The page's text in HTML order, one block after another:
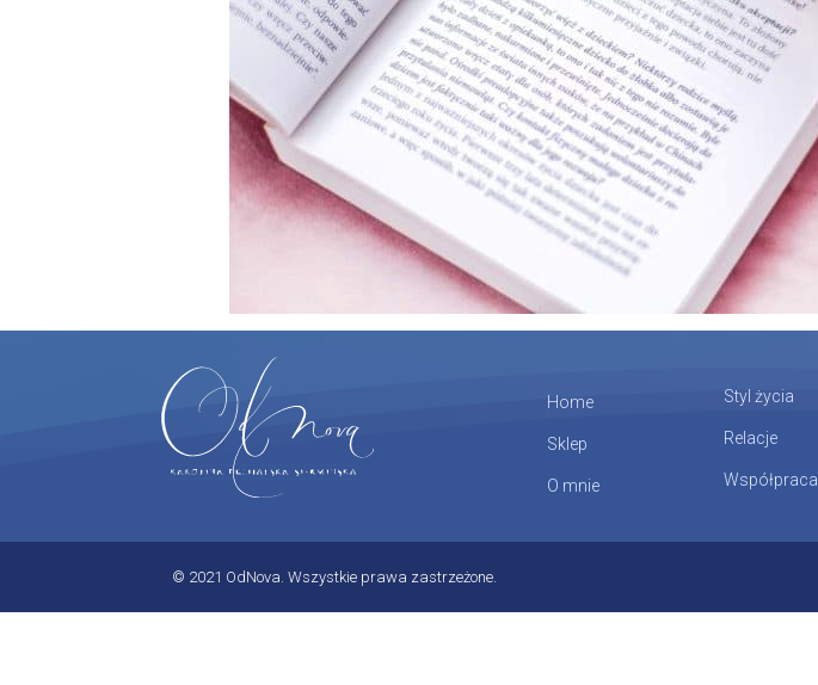
Home
Sklep
O mnie
Styl życia
Relacje
Współpraca
© 2021 OdNova. Wszystkie prawa zastrzeżone.